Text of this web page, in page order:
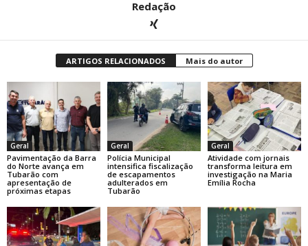
Redação
ARTIGOS RELACIONADOS Mais do autor
Geral
Pavimentação da Barra
do Norte avança em
Tubarão com
apresentação de
próximas etapas
Geral
Polícia Municipal
intensifica fiscalização
de escapamentos
adulterados em
Tubarão
Geral
Atividade com jornais
transforma leitura em
investigação na Maria
Emília Rocha